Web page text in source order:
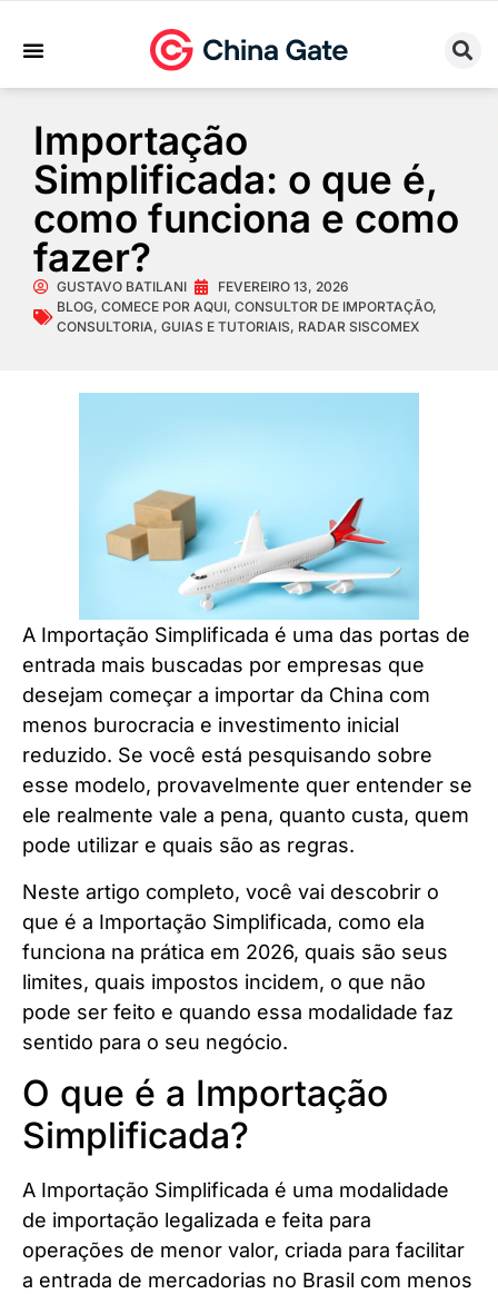
Importação
Simplificada: o que é,
como funciona e como
fazer?
GUSTAVO BATILANI
FEVEREIRO 13, 2026
BLOG, COMECE POR AQUI, CONSULTOR DE IMPORTAÇÃO,
CONSULTORIA, GUIAS E TUTORIAIS, RADAR SISCOMEX
A Importação Simplificada é uma das portas de
entrada mais buscadas por empresas que
desejam começar a importar da China com
menos burocracia e investimento inicial
reduzido. Se você está pesquisando sobre
esse modelo, provavelmente quer entender se
ele realmente vale a pena, quanto custa, quem
pode utilizar e quais são as regras.
Neste artigo completo, você vai descobrir o
que é a Importação Simplificada, como ela
funciona na prática em 2026, quais são seus
limites, quais impostos incidem, o que não
pode ser feito e quando essa modalidade faz
sentido para o seu negócio.
O que é a Importação
Simplificada?
A Importação Simplificada é uma modalidade
de importação legalizada e feita para
operações de menor valor, criada para facilitar
a entrada de mercadorias no Brasil com menos